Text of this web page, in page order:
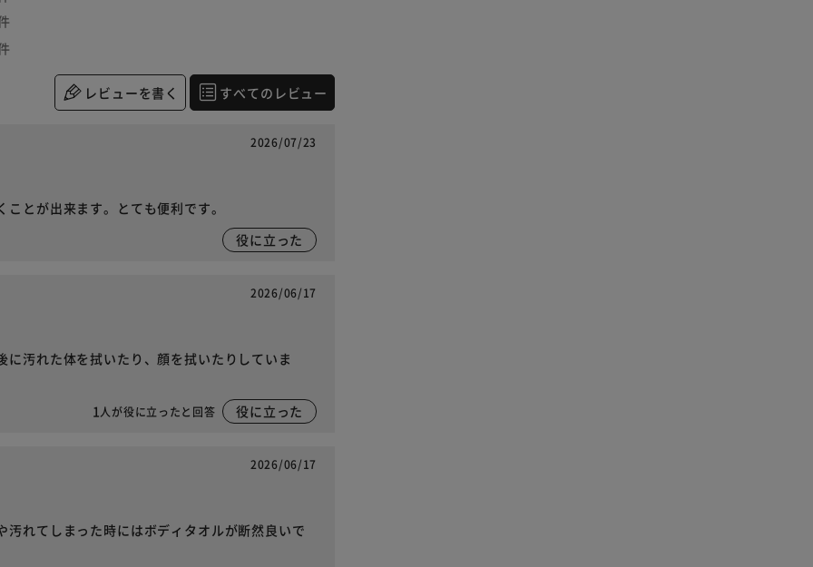
レビューを書く すべてのレビュー
2026/07/23
とが出来ます。とても便利です。
役に立った
2026/06/17
汚れた体を拭いたり、顔を拭いたりしていま
1人が役に立ったと回答 役に立った
2026/06/17
れてしまった時にはボディタオルが断然良いで